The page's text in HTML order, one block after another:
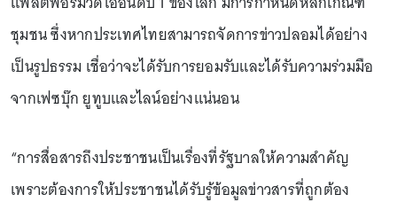
ชุมชน ซึ่งหากประเทศไทยสามารถจัดการข่าวปลอมได้อย่าง
เป็นรูปธรรม เชื่อว่าจะได้รับการยอมรับและได้รับความร่วมมือ
จากเฟซบุ๊ก ยูทูบและไลน์อย่างแน่นอน
“การสื่อสารถึงประชาชนเป็นเรื่องที่รัฐบาลให้ความสำคัญ
เพราะต้องการให้ประชาชนได้รับรู้ข้อมูลข่าวสารที่ถูกต้อง